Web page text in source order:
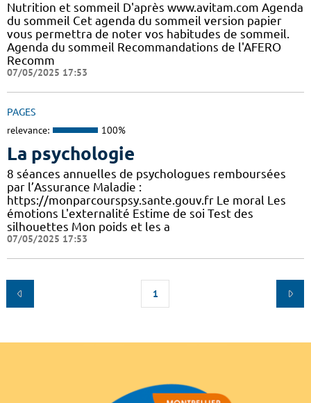
Nutrition et sommeil D'après www.avitam.com Agenda
du sommeil Cet agenda du sommeil version papier
vous permettra de noter vos habitudes de sommeil.
Agenda du sommeil Recommandations de l'AFERO
Recomm
07/05/2025 17:53
PAGES
relevance: 100%
La psychologie
8 séances annuelles de psychologues remboursées
par l’Assurance Maladie :
https://monparcourspsy.sante.gouv.fr Le moral Les
émotions L'externalité Estime de soi Test des
silhouettes Mon poids et les a
07/05/2025 17:53
1